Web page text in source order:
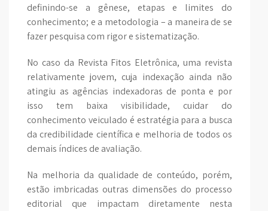
definindo-se a gênese, etapas e limites do
conhecimento; e a metodologia – a maneira de se
fazer pesquisa com rigor e sistematização.
No caso da Revista Fitos Eletrônica, uma revista
relativamente jovem, cuja indexação ainda não
atingiu as agências indexadoras de ponta e por
isso tem baixa visibilidade, cuidar do
conhecimento veiculado é estratégia para a busca
da credibilidade científica e melhoria de todos os
demais índices de avaliação.
Na melhoria da qualidade de conteúdo, porém,
estão imbricadas outras dimensões do processo
editorial que impactam diretamente nesta